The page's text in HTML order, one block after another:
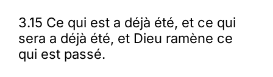
3.15 Ce qui est a déjà été, et ce qui
sera a déjà été, et Dieu ramène ce
qui est passé.